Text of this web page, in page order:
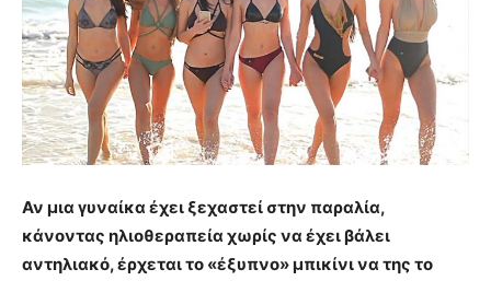
Αν μια γυναίκα έχει ξεχαστεί στην παραλία,
κάνοντας ηλιοθεραπεία χωρίς να έχει βάλει
αντηλιακό, έρχεται το «έξυπνο» μπικίνι να της το